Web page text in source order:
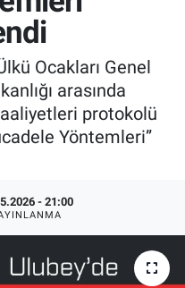
Ocakları Genel
arasında
protokolü
Yöntemleri”
- 21:00